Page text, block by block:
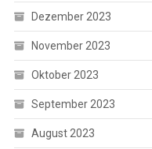
Dezember 2023
November 2023
Oktober 2023
September 2023
August 2023